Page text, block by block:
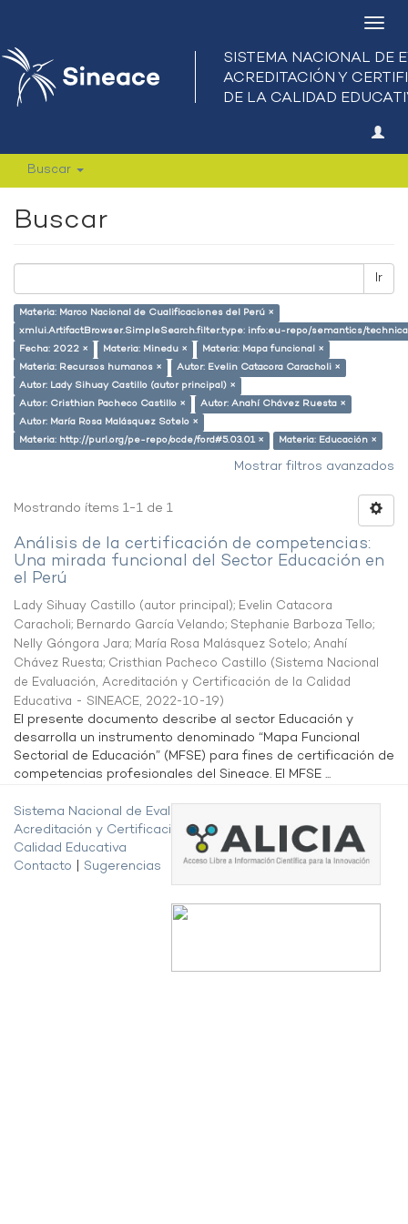
Buscar
Buscar
Ir
Materia: Marco Nacional de Cualificaciones del Perú ×
xmlui.ArtifactBrowser.SimpleSearch.filter.type: info:eu-repo/semantics/
Fecha: 2022 ×
Materia: Minedu ×
Materia: Mapa funcional ×
Materia: Recursos humanos ×
Autor: Evelin Catacora Caracholi ×
Autor: Lady Sihuay Castillo (autor principal) ×
Autor: Cristhian Pacheco Castillo ×
Autor: Anahí Chávez Ruesta ×
Autor: María Rosa Malásquez Sotelo ×
Materia: http://purl.org/pe-repo/ocde/ford#5.03.01 ×
Materia: Educación ×
Mostrar filtros avanzados
Mostrando ítems 1-1 de 1
Análisis de la certificación de competencias:
Una mirada funcional del Sector Educación en
el Perú
Lady Sihuay Castillo (autor principal); Evelin Catacora
Caracholi; Bernardo García Velando; Stephanie Barboza Tello;
Nelly Góngora Jara; María Rosa Malásquez Sotelo; Anahí
Chávez Ruesta; Cristhian Pacheco Castillo (Sistema Nacional
de Evaluación, Acreditación y Certificación de la Calidad
Educativa - SINEACE, 2022-10-19)
El presente documento describe al sector Educación y
desarrolla un instrumento denominado “Mapa Funcional
Sectorial de Educación” (MFSE) para fines de certificación de
competencias profesionales del Sineace. El MFSE ...
Sistema Nacional de Evaluación,
Acreditación y Certificación de la
Calidad Educativa
Contacto
Sugerencias